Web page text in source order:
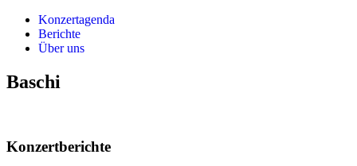
Konzertagenda
Berichte
Über uns
Baschi
Konzertberichte